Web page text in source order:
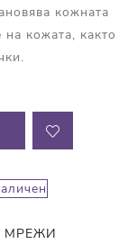
кожната
кожата, както
МРЕЖИ